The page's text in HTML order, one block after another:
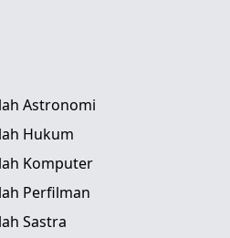
Astronomi
Hukum
Komputer
Perfilman
Sastra